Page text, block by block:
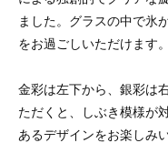
ました。グラスの中で氷
をお過ごしいただけます。
金彩は左下から、銀彩は
ただくと、しぶき模様が
あるデザインをお楽しみ